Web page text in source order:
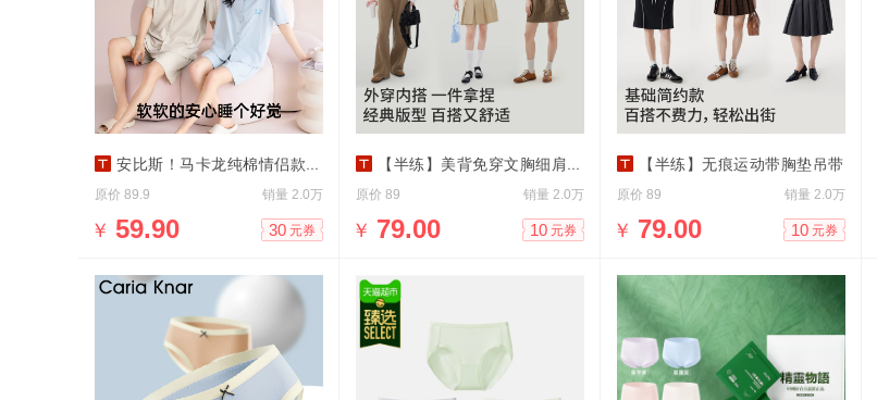
安比斯！马卡龙纯棉情侣款家居服套装
原价 89.9 销量 2.0万
￥ 59.90 30 元券
【半练】美背免穿文胸细肩带吊带
原价 89 销量 2.0万
￥ 79.00 10 元券
【半练】无痕运动带胸垫吊带
原价 89 销量 2.0万
￥ 79.00 10 元券